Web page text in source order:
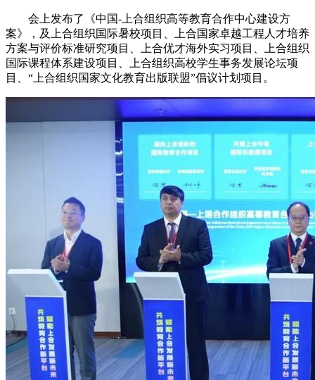
会上发布了《中国-上合组织高等教育合作中心建设方
案》，及上合组织国际暑校项目、上合国家卓越工程人才培养
方案与评价标准研究项目、上合优才海外实习项目、上合组织
国际课程体系建设项目、上合组织高校学生事务发展论坛项
目、“上合组织国家文化教育出版联盟”倡议计划项目。